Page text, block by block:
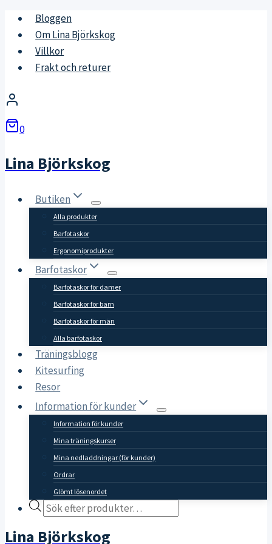
Skip
content
Bloggen
Om Lina Björkskog
Villkor
Frakt och returer
0
Lina Björkskog
Butiken
Alla produkter
Barfotaskor
Ergonomiprodukter
Barfotaskor
Barfotaskor för damer
Barfotaskor för barn
Barfotaskor för män
Alla barfotaskor
Träningsblogg
Kitesurfing
Resor
Information för kunder
Information för kunder
Mina träningskurser
Mina nedladdningar (för kunder)
Ordrar
Glömt lösenordet
Products
Lina Björkskog